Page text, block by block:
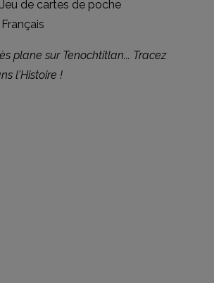
Jeu de cartes de poche
Français
plane sur Tenochtitlan... Tracez
l'Histoire !